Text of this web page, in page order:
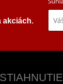
akciách.